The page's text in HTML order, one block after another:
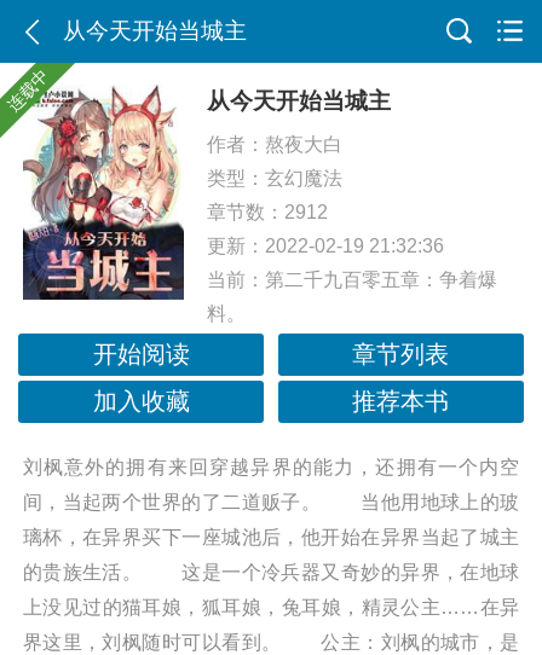
从今天开始当城主
连载中 从今天开始当城主
作者： 熬夜大白
类型： 玄幻魔法
章节数：2912
更新：2022-02-19 21:32:36
当前： 第二千九百零五章：争着爆
料。
开始阅读
章节列表
加入收藏
推荐本书
刘枫意外的拥有来回穿越异界的能力，还拥有一个内空
间，当起两个世界的了二道贩子。 当他用地球上的玻
璃杯，在异界买下一座城池后，他开始在异界当起了城主
的贵族生活。 这是一个冷兵器又奇妙的异界，在地球
上没见过的猫耳娘，狐耳娘，兔耳娘，精灵公主……在异
界这里，刘枫随时可以看到。 公主：刘枫的城市，是